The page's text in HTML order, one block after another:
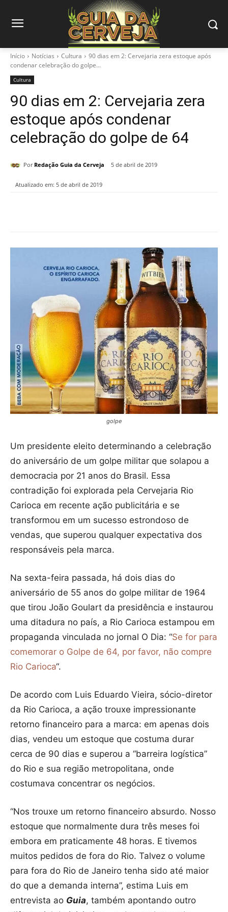
Início Notícias Cultura
90 dias em 2: Cervejaria zera estoque após
condenar celebração do golpe...
Cultura
90 dias em 2: Cervejaria zera
estoque após condenar
celebração do golpe de 64
Por Redação Guia da Cerveja 5 de abril de 2019
Atualizado em: 5 de abril de 2019
golpe
Um presidente eleito determinando a celebração
do aniversário de um golpe militar que solapou a
democracia por 21 anos do Brasil. Essa
contradição foi explorada pela Cervejaria Rio
Carioca em recente ação publicitária e se
transformou em um sucesso estrondoso de
vendas, que superou qualquer expectativa dos
responsáveis pela marca.
Na sexta-feira passada, há dois dias do
aniversário de 55 anos do golpe militar de 1964
que tirou João Goulart da presidência e instaurou
uma ditadura no país, a Rio Carioca estampou em
propaganda vinculada no jornal O Dia: “Se for para
comemorar o Golpe de 64, por favor, não compre
Rio Carioca“.
De acordo com Luis Eduardo Vieira, sócio-diretor
da Rio Carioca, a ação trouxe impressionante
retorno financeiro para a marca: em apenas dois
dias, vendeu um estoque que costuma durar
cerca de 90 dias e superou a “barreira logística”
do Rio e sua região metropolitana, onde
costumava concentrar os negócios.
“Nos trouxe um retorno financeiro absurdo. Nosso
estoque que normalmente dura três meses foi
embora em praticamente 48 horas. E tivemos
muitos pedidos de fora do Rio. Talvez o volume
para fora do Rio de Janeiro tenha sido até maior
do que a demanda interna”, estima Luis em
entrevista ao Guia, também apontando outro